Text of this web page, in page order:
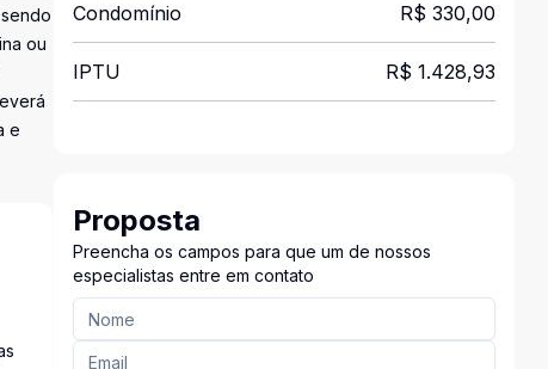
ou
e
s
Condomínio R$ 330,00
IPTU R$ 1.428,93
Proposta
Preencha os campos para que um de nossos
especialistas entre em contato